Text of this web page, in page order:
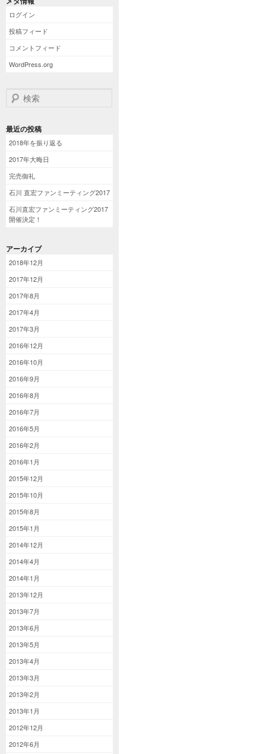
ログイン
投稿フィード
コメントフィード
WordPress.org
検索
最近の投稿
2018年を振り返る
2017年大晦日
完売御礼
石川 直宏ファンミーティング2017
石川直宏ファンミーティング2017
開催決定！
アーカイブ
2018年12月
2017年12月
2017年8月
2017年4月
2017年3月
2016年12月
2016年10月
2016年9月
2016年8月
2016年7月
2016年5月
2016年2月
2016年1月
2015年12月
2015年10月
2015年8月
2015年1月
2014年12月
2014年4月
2014年1月
2013年12月
2013年7月
2013年6月
2013年5月
2013年4月
2013年3月
2013年2月
2013年1月
2012年12月
2012年6月